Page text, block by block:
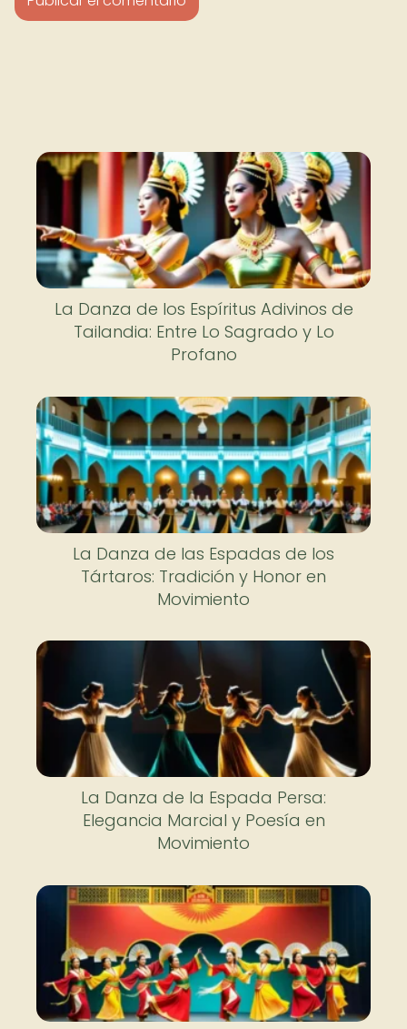
La Danza de los Espíritus Adivinos de
Tailandia: Entre Lo Sagrado y Lo
Profano
La Danza de las Espadas de los
Tártaros: Tradición y Honor en
Movimiento
La Danza de la Espada Persa:
Elegancia Marcial y Poesía en
Movimiento